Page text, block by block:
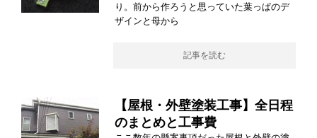
り。前から作ろうと思っていた葉っぱのデ
ザインと母から
記事を読む
【屋根・外壁塗装工事】全日程
のまとめと工事費